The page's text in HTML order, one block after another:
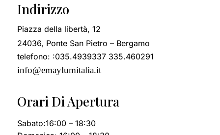
Indirizzo
Piazza della libertà, 12
24036, Ponte San Pietro – Bergamo
telefono: :035.4939337 335.460291
info@emaylumitalia.it
Orari Di Apertura
Sabato:16:00 – 18:30